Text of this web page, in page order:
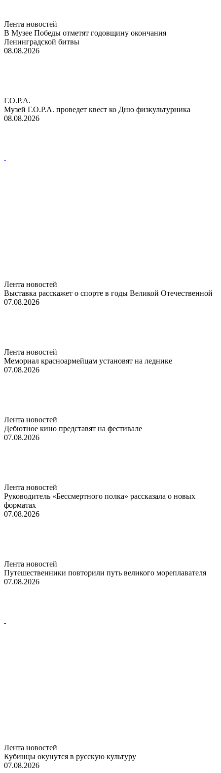
Лента новостей
В Музее Победы отметят годовщину окончания
Ленинградской битвы
08.08.2026
Г.О.Р.А.
Музей Г.О.Р.А. проведет квест ко Дню физкультурника
08.08.2026
Лента новостей
Выставка расскажет о спорте в годы Великой Отечественной
07.08.2026
Лента новостей
Мемориал красноармейцам установят на леднике
07.08.2026
Лента новостей
Дебютное кино представят на фестивале
07.08.2026
Лента новостей
Руководитель «Бессмертного полка» рассказала о новых
форматах
07.08.2026
Лента новостей
Путешественники повторили путь великого мореплавателя
07.08.2026
Лента новостей
Кубинцы окунутся в русскую культуру
07.08.2026